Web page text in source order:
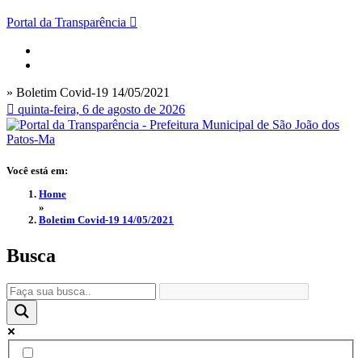
Portal da Transparência
» Boletim Covid-19 14/05/2021
quinta-feira, 6 de agosto de 2026
Você está em:
Home
»
Boletim Covid-19 14/05/2021
Busca